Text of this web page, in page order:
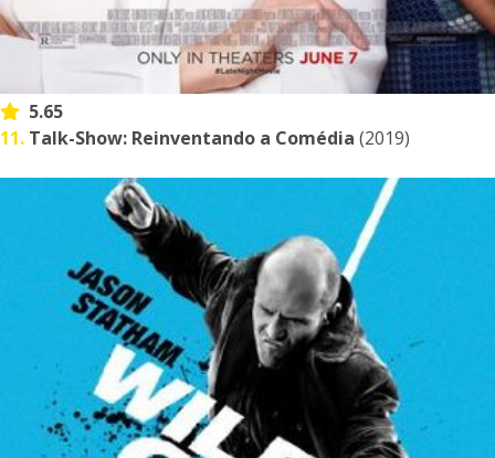
5.65
11. Talk-Show: Reinventando a Comédia (2019)